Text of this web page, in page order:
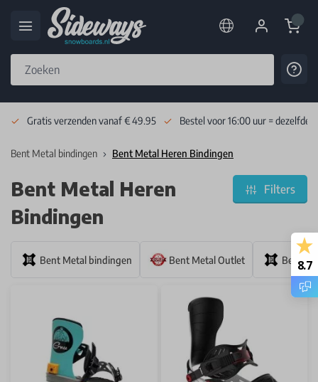
Cart
Gratis verzenden vanaf € 49.95 Bestel voor 16:00 uur = dezelfde
Bent Metal bindingen Bent Metal Heren Bindingen
Bent Metal Heren
Bindingen
Filters
Bent Metal bindingen Bent Metal Outlet Bent8.7